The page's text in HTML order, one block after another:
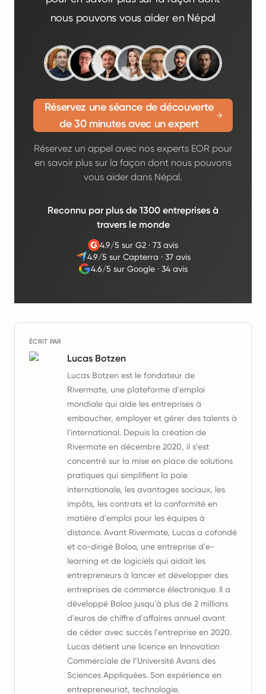
nous pouvons vous aider en Népal
Réservez une séance de découverte
de 30 minutes avec un expert
Réservez un appel avec nos experts EOR pour
en savoir plus sur la façon dont nous pouvons
vous aider dans Népal.
Reconnu par plus de 1300 entreprises à
travers le monde
4.9/5 sur G2 ·73 avis
4.9/5 sur Capterra ·37 avis
4.6/5 sur Google· 34 avis
ÉCRIT PAR
Lucas Botzen
Lucas Botzen est le fondateur de
Rivermate, une plateforme d'emploi
mondiale qui aide les entreprises à
embaucher, employer et gérer des talents à
l'international. Depuis la création de
Rivermate en décembre 2020, il s’est
concentré sur la mise en place de solutions
pratiques qui simplifient la paie
internationale, les avantages sociaux, les
impôts, les contrats et la conformité en
matière d'emploi pour les équipes à
distance. Avant Rivermate, Lucas a cofondé
et co-dirigé Boloo, une entreprise d'e-
learning et de logiciels qui aidait les
entrepreneurs à lancer et développer des
entreprises de commerce électronique. Il a
développé Boloo jusqu'à plus de 2 millions
d'euros de chiffre d'affaires annuel avant
de céder avec succès l'entreprise en 2020.
Lucas détient une licence en Innovation
Commerciale de l’Université Avans des
Sciences Appliquées. Son expérience en
entrepreneuriat, technologie,